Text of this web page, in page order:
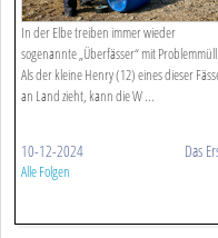
In der Elbe treiben immer wieder
sogenannte „Überfässer“ mit Problemmüll.
Als der kleine Henry (12) eines dieser
an Land zieht, kann die W ...
10-12-2024 Das
Alle Folgen